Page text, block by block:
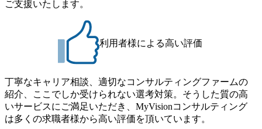
す。 コンサルファームにてマネージャー以上の職務を担当
ndVoice Studio 「求めるのは、競争と連帯 。IT特化の急成長
ファーム・Dirbatoの社員支援」 https://forbesjapan.com/articles/
detail/69848 MyViision企業インタビュー① https://my-vision.co.
jp/consulting-firm/dirbato/interview01 MyViision企業インタビュ
ー② https://my-vision.co.jp/consulting-firm/dirbato/interview02 20
26年8月18日(火) 19:00開始～最長20:00終了 2026年8月13日
(木) 16:00 当日はDirbatoの現役トップコンサルタントが業界
動向を踏まえ、コンサルティング市場の最新トレンドをお
伝えいたします。コンサルティング業界への転職を迷われ
ている方や情報収集を行いたい方のご参加も歓迎です。更
ご支援いたします。
利用者様による高い評価
丁寧なキャリア相談、適切なコンサルティングファームの
紹介、ここでしか受けられない選考対策。そうした質の高
いサービスにご満足いただき、MyVisionコンサルティング
は多くの求職者様から高い評価を頂いています。